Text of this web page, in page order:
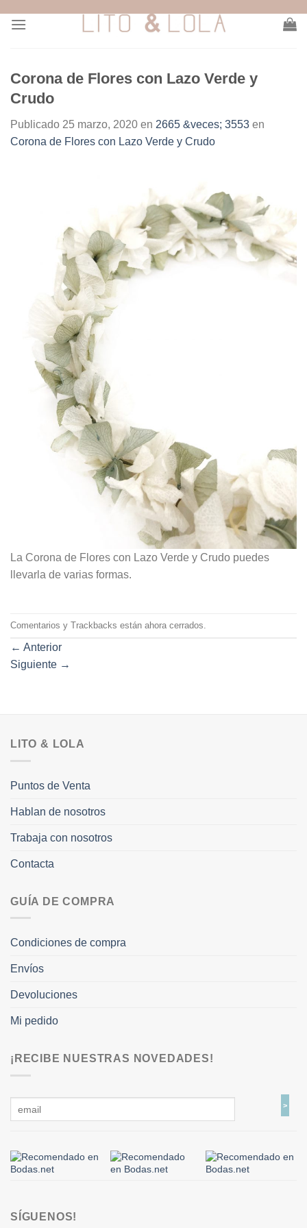
Corona de Flores con Lazo Verde y
Crudo
Publicado 25 marzo, 2020 en 2665 &veces; 3553 en
Corona de Flores con Lazo Verde y Crudo
La Corona de Flores con Lazo Verde y Crudo puedes
llevarla de varias formas.
Comentarios y Trackbacks están ahora cerrados.
← Anterior
Siguiente →
LITO & LOLA
Puntos de Venta
Hablan de nosotros
Trabaja con nosotros
Contacta
GUÍA DE COMPRA
Condiciones de compra
Envíos
Devoluciones
Mi pedido
¡RECIBE NUESTRAS NOVEDADES!
SÍGUENOS!